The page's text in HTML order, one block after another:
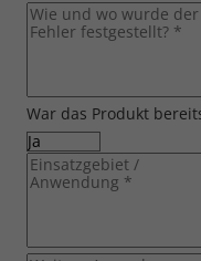
War das Produkt